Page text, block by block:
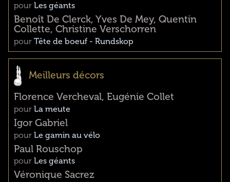
pour Les géants
Benoît De Clerck, Yves De Mey, Quentin
Collette, Christine Verschorren
pour Tête de boeuf - Rundskop
Meilleurs décors
Florence Vercheval, Eugénie Collet
pour La meute
Igor Gabriel
pour Le gamin au vélo
Paul Rouschop
pour Les géants
Véronique Sacrez